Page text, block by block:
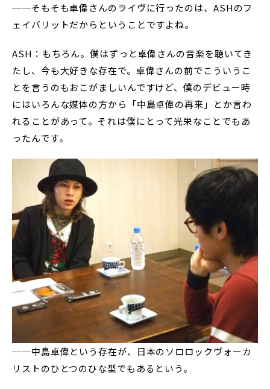
──そもそも卓偉さんのライヴに行ったのは、ASHのフ
ェイバリットだからということですよね。
ASH：もちろん。僕はずっと卓偉さんの音楽を聴いてき
たし、今も大好きな存在で。卓偉さんの前でこういうこ
とを言うのもおこがましいんですけど、僕のデビュー時
にはいろんな媒体の方から「中島卓偉の再来」とか言わ
れることがあって。それは僕にとって光栄なことでもあ
ったんです。
──中島卓偉という存在が、日本のソロロックヴォーカ
リストのひとつのひな型でもあるという。